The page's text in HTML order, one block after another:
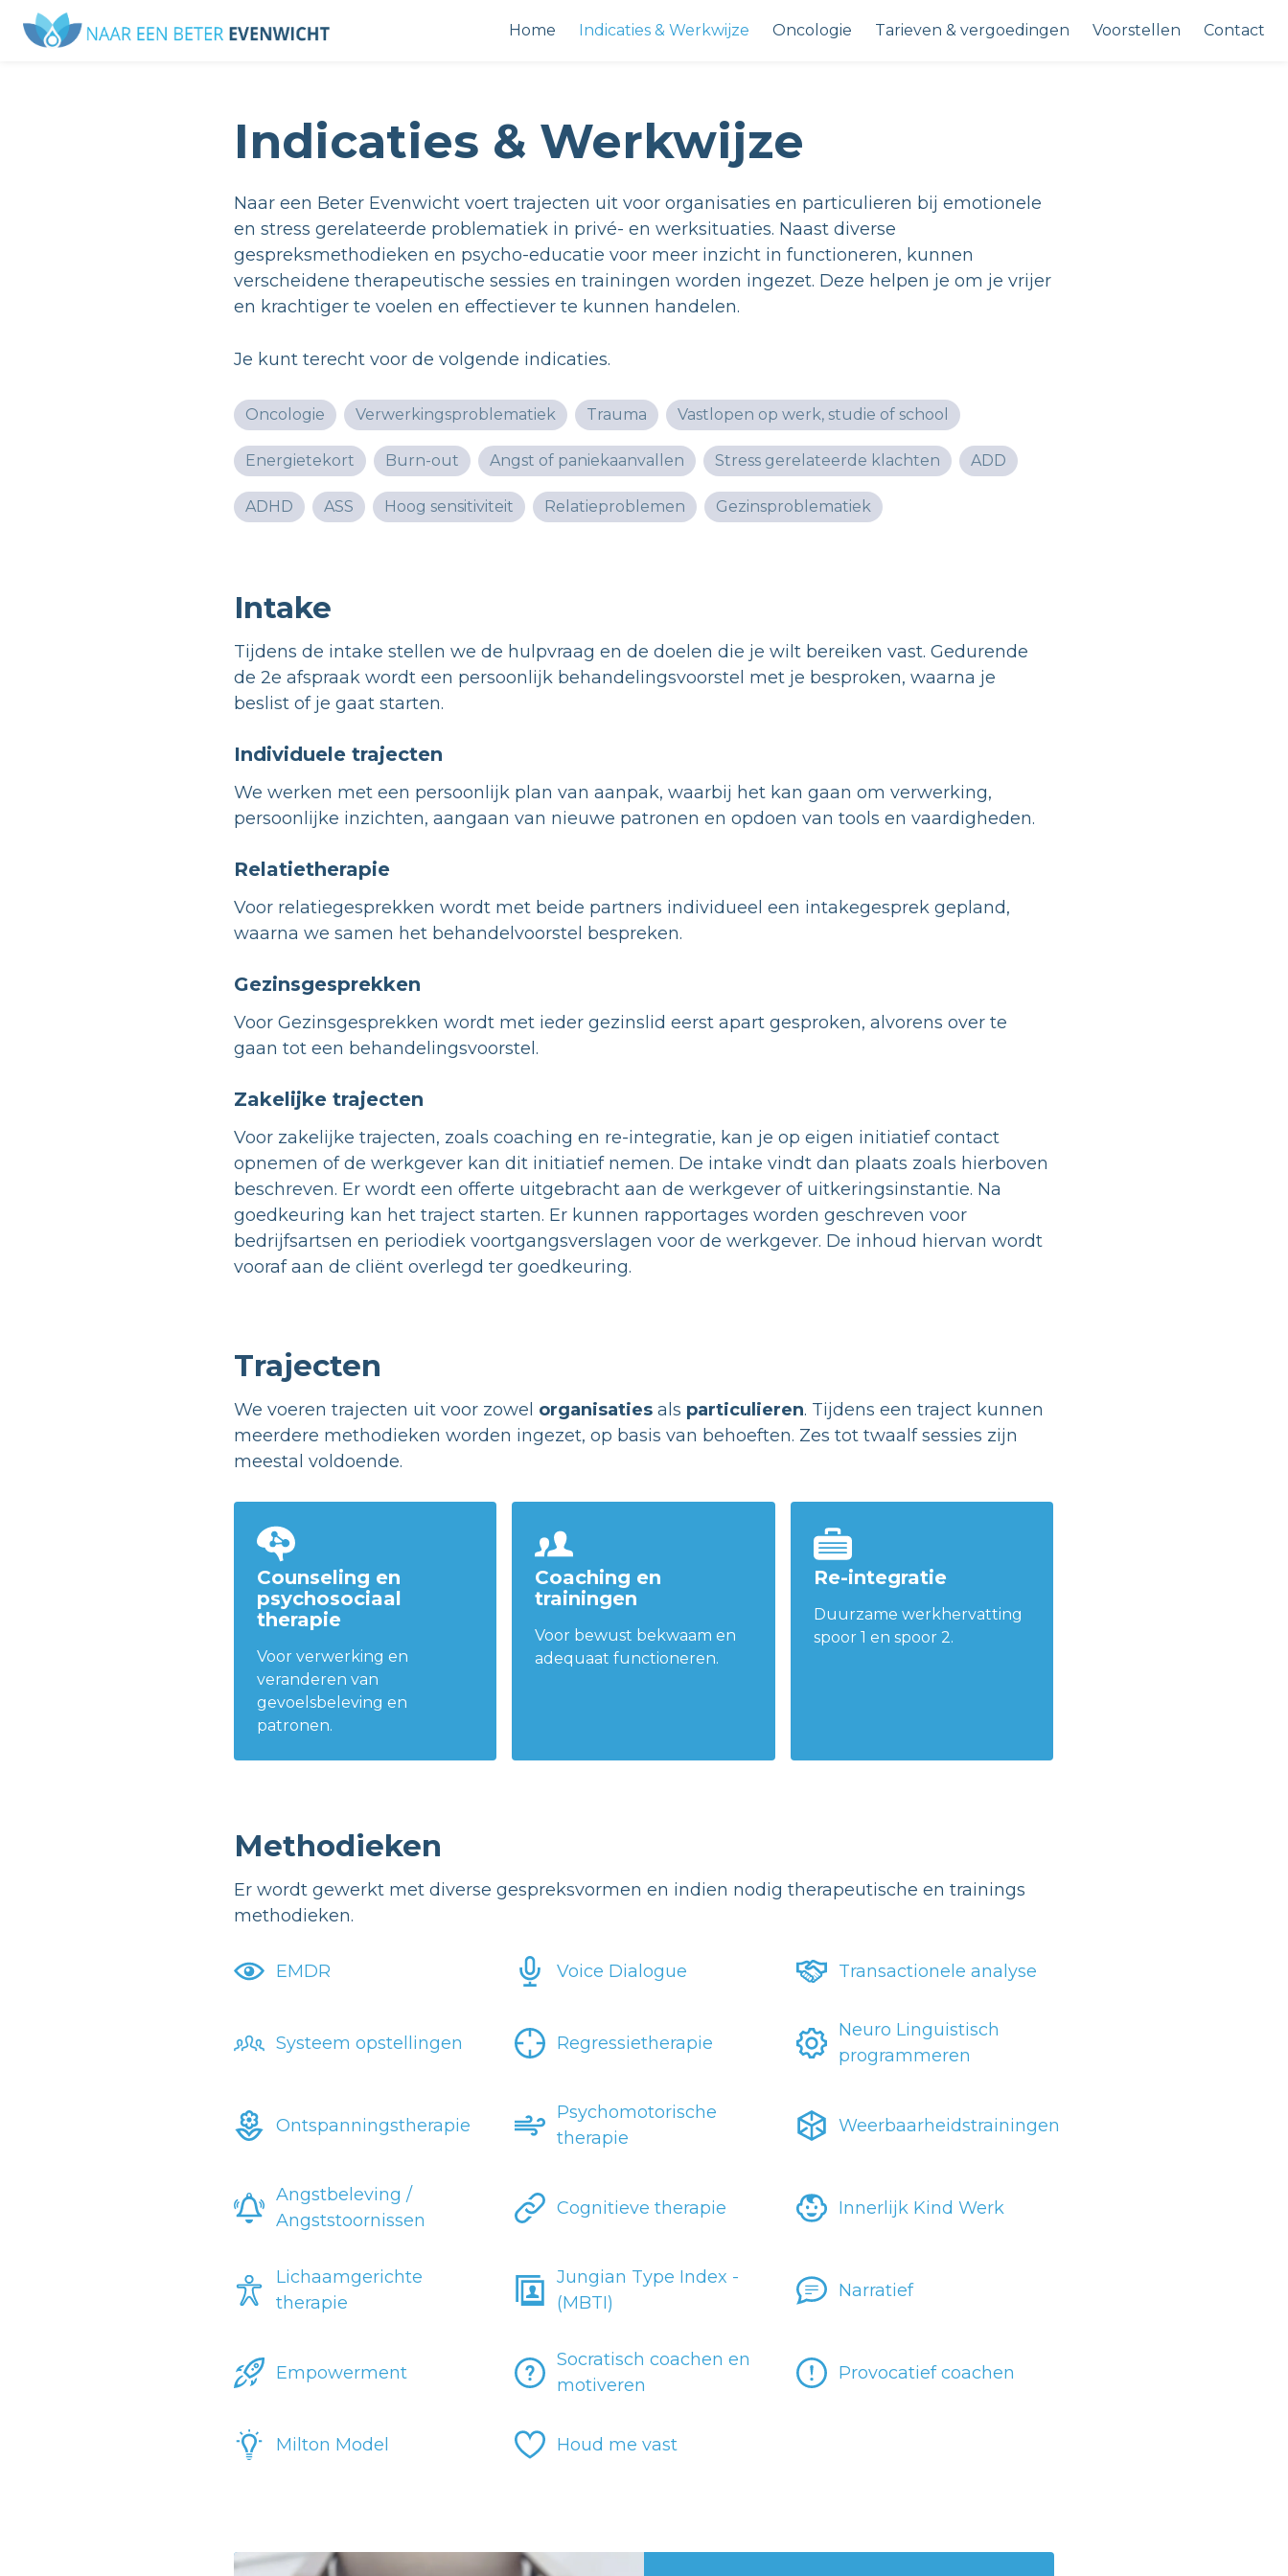
Home Indicaties & Werkwijze Oncologie Tarieven & vergoedingen Voorstellen Contact
Indicaties & Werkwijze
Naar een Beter Evenwicht voert trajecten uit voor organisaties en particulieren bij emotionele
en stress gerelateerde problematiek in privé- en werksituaties. Naast diverse
gespreksmethodieken en psycho-educatie voor meer inzicht in functioneren, kunnen
verscheidene therapeutische sessies en trainingen worden ingezet. Deze helpen je om je vrijer
en krachtiger te voelen en effectiever te kunnen handelen.
Je kunt terecht voor de volgende indicaties.
Oncologie Verwerkingsproblematiek Trauma Vastlopen op werk, studie of school
Energietekort Burn-out Angst of paniekaanvallen Stress gerelateerde klachten ADD
ADHD ASS Hoog sensitiviteit Relatieproblemen Gezinsproblematiek
Intake
Tijdens de intake stellen we de hulpvraag en de doelen die je wilt bereiken vast. Gedurende
de 2e afspraak wordt een persoonlijk behandelingsvoorstel met je besproken, waarna je
beslist of je gaat starten.
Individuele trajecten
We werken met een persoonlijk plan van aanpak, waarbij het kan gaan om verwerking,
persoonlijke inzichten, aangaan van nieuwe patronen en opdoen van tools en vaardigheden.
Relatietherapie
Voor relatiegesprekken wordt met beide partners individueel een intakegesprek gepland,
waarna we samen het behandelvoorstel bespreken.
Gezinsgesprekken
Voor Gezinsgesprekken wordt met ieder gezinslid eerst apart gesproken, alvorens over te
gaan tot een behandelingsvoorstel.
Zakelijke trajecten
Voor zakelijke trajecten, zoals coaching en re-integratie, kan je op eigen initiatief contact
opnemen of de werkgever kan dit initiatief nemen. De intake vindt dan plaats zoals hierboven
beschreven. Er wordt een offerte uitgebracht aan de werkgever of uitkeringsinstantie. Na
goedkeuring kan het traject starten. Er kunnen rapportages worden geschreven voor
bedrijfsartsen en periodiek voortgangsverslagen voor de werkgever. De inhoud hiervan wordt
vooraf aan de cliënt overlegd ter goedkeuring.
Trajecten
We voeren trajecten uit voor zowel organisaties als particulieren. Tijdens een traject kunnen
meerdere methodieken worden ingezet, op basis van behoeften. Zes tot twaalf sessies zijn
meestal voldoende.
Counseling en
psychosociaal
therapie
Voor verwerking en
veranderen van
gevoelsbeleving en
patronen.
Coaching en
trainingen
Voor bewust bekwaam en
adequaat functioneren.
Re-integratie
Duurzame werkhervatting
spoor 1 en spoor 2.
Methodieken
Er wordt gewerkt met diverse gespreksvormen en indien nodig therapeutische en trainings
methodieken.
EMDR Voice Dialogue Transactionele analyse
Systeem opstellingen Regressietherapie
Neuro Linguistisch
programmeren
Ontspanningstherapie
Psychomotorische
therapie
Weerbaarheidstrainingen
Angstbeleving /
Angststoornissen
Cognitieve therapie Innerlijk Kind Werk
Lichaamgerichte
therapie
Jungian Type Index -
(MBTI)
Narratief
Empowerment
Socratisch coachen en
motiveren
Provocatief coachen
Milton Model Houd me vast